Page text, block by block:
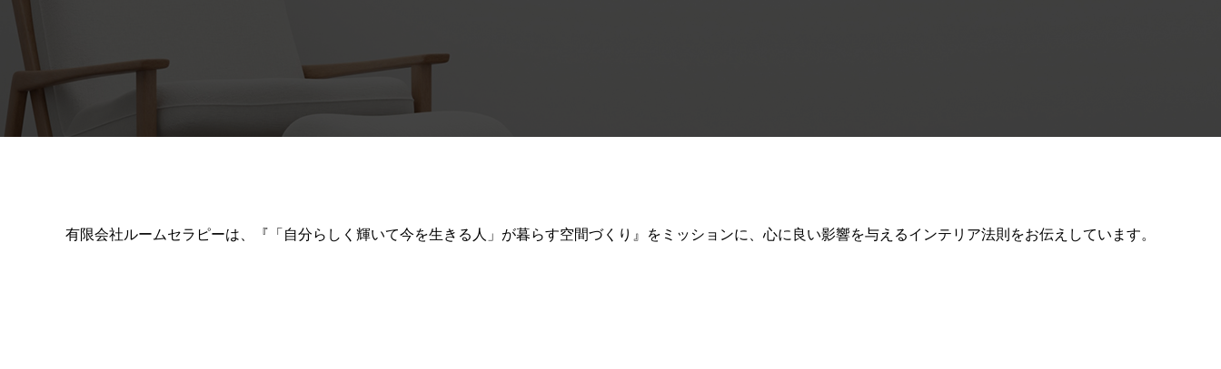
有限会社ルームセラピーは、『「自分らしく輝いて今を生きる人」が暮らす空間づくり』をミッションに、心に良い影響を与えるインテリア法則をお伝えしています。